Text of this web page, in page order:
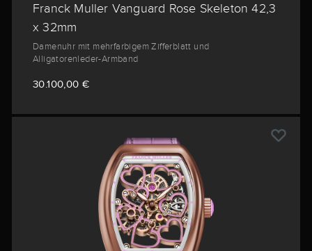
Franck Muller Vanguard Rose Skeleton 42,3
x 32mm
Damenuhr mit mehrfarbigem Zifferblatt und
Alligatorenleder-Armband
30.100,00 €